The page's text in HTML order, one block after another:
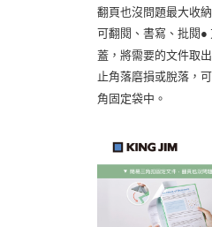
翻頁也沒問題最大收
可翻閱、書寫、批閱●
蓋，將需要的文件取
止角落磨損或脫落，
角固定袋中。